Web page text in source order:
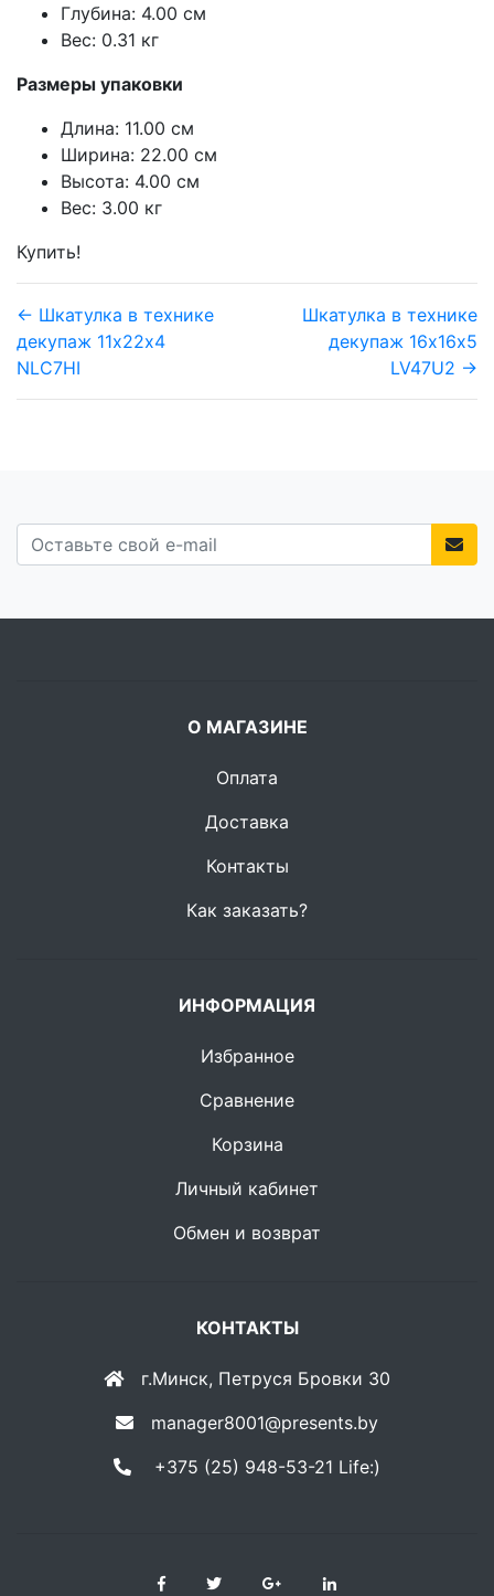
Глубина: 4.00 см
Вес: 0.31 кг
Размеры упаковки
Длина: 11.00 см
Ширина: 22.00 см
Высота: 4.00 см
Вес: 3.00 кг
Купить!
← Шкатулка в технике
декупаж 11х22х4
NLC7HI
Шкатулка в технике
декупаж 16х16х5
LV47U2 →
О МАГАЗИНЕ
Оплата
Доставка
Контакты
Как заказать?
ИНФОРМАЦИЯ
Избранное
Сравнение
Корзина
Личный кабинет
Обмен и возврат
КОНТАКТЫ
г.Минск, Петруся Бровки 30
manager8001@presents.by
+375 (25) 948-53-21 Life:)